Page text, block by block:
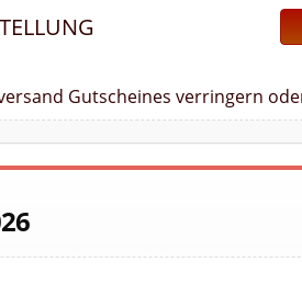
Gutscheines verringern